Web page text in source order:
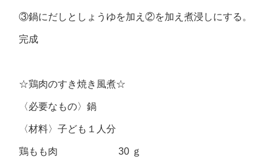
③鍋にだしとしょうゆを加え②を加え煮浸しにする。
完成
☆鶏肉のすき焼き風煮☆
〈必要なもの〉鍋
〈材料〉子ども１人分
鶏もも肉 30 ｇ